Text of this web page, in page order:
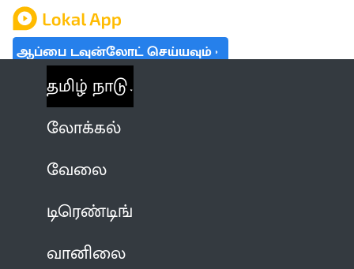
ஆப்பை டவுன்லோட் செய்யவும்
தமிழ் நாடு
லோக்கல்
வேலை
டிரெண்டிங்
வானிலை